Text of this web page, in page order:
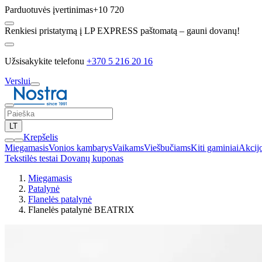
Parduotuvės įvertinimas+10 720
Renkiesi pristatymą į LP EXPRESS paštomatą – gauni dovanų!
Užsisakykite telefonu +370 5 216 20 16
Verslui
LT
Krepšelis
MiegamasisVonios kambarysVaikamsViešbučiamsKiti gaminiai
Tekstilės testai Dovanų kuponas
Miegamasis
Patalynė
Flanelės patalynė
Flanelės patalynė BEATRIX